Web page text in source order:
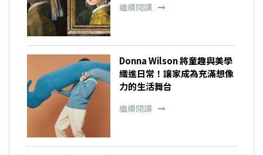
繼續閱讀
Donna Wilson 將童趣與美學
織進日常！讓家成為充滿想像
力的生活舞台
繼續閱讀